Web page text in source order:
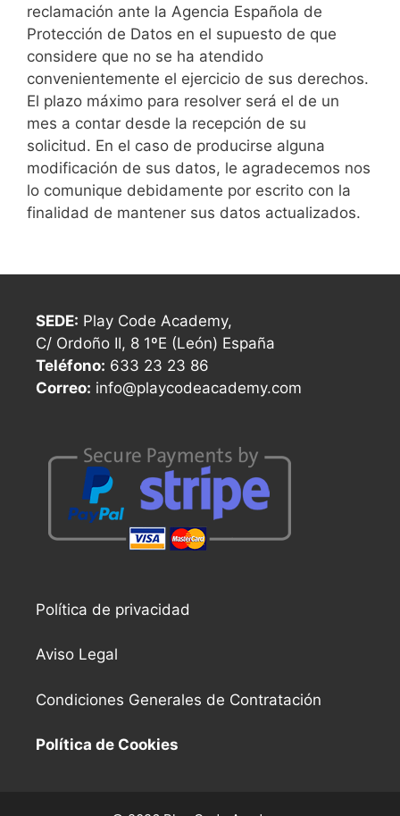
reclamación ante la Agencia Española de
Protección de Datos en el supuesto de que
considere que no se ha atendido
convenientemente el ejercicio de sus derechos.
El plazo máximo para resolver será el de un
mes a contar desde la recepción de su
solicitud. En el caso de producirse alguna
modificación de sus datos, le agradecemos nos
lo comunique debidamente por escrito con la
finalidad de mantener sus datos actualizados.
SEDE: Play Code Academy,
C/ Ordoño II, 8 1ºE (León) España
Teléfono: 633 23 23 86
Correo: info@playcodeacademy.com
Política de privacidad
Aviso Legal
Condiciones Generales de Contratación
Política de Cookies